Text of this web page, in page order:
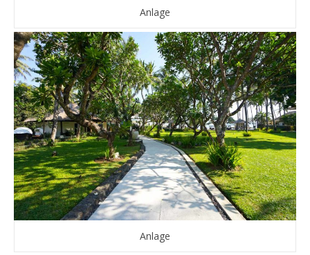
Anlage
Anlage